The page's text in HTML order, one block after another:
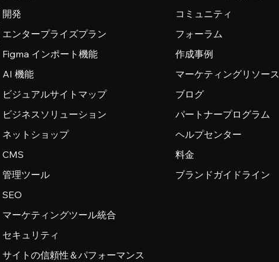
開発
エンタープライズプラン
Figma インポート機能
AI 機能
ビジュアルサイトマップ
ビジネスソリューション
ネットショップ
CMS
管理ツール
SEO
マーケティングツール統合
セキュリティ
サイトの信頼性＆パフォーマンス
コミュニティ
フォーラム
作成事例
マーケティングリソース
ブログ
パートナープログラム
ヘルプセンター
料金
ブランドガイドライン